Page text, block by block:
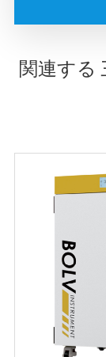
関連する